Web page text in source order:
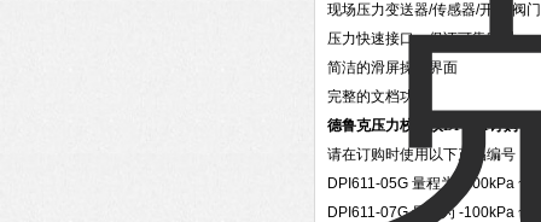
现场压力变送器/传感器/开关/阀
压力快速接口，保证可靠密封
简洁的滑屏操作界面
完整的文档功能
德鲁克压力校验仪DPI611订购信
请在订购时使用以下产品编号：
DPI611-05G 量程为 -100kPa ~
DPI611-07G量程为 -100kPa ~